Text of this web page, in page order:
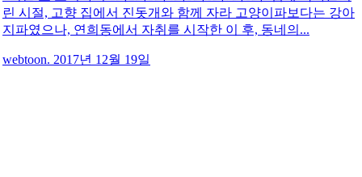
린 시절, 고향 집에서 진돗개와 함께 자라 고양이파보다는 강아
지파였으나, 연희동에서 자취를 시작한 이 후, 동네의...
webtoon. 2017년 12월 19일